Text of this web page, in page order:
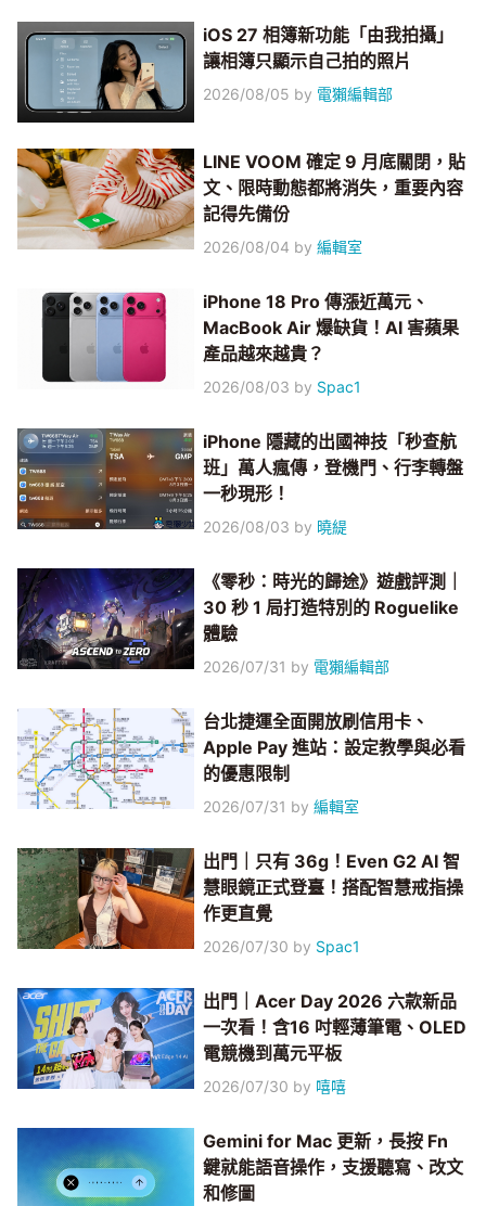
iOS 27 相簿新功能「由我拍攝」
讓相簿只顯示自己拍的照片
2026/08/05 by 電獺編輯部
LINE VOOM 確定 9 月底關閉，貼
文、限時動態都將消失，重要內容
記得先備份
2026/08/04 by編輯室
iPhone 18 Pro 傳漲近萬元、
MacBook Air 爆缺貨！AI 害蘋果
產品越來越貴？
2026/08/03 by Spac1
iPhone 隱藏的出國神技「秒查航
班」萬人瘋傳，登機門、行李轉盤
一秒現形！
2026/08/03 by 曉緹
《零秒：時光的歸途》遊戲評測｜
30 秒 1 局打造特別的 Roguelike
體驗
2026/07/31 by 電獺編輯部
台北捷運全面開放刷信用卡、
Apple Pay 進站：設定教學與必看
的優惠限制
2026/07/31 by編輯室
出門｜只有 36g！Even G2 AI 智
慧眼鏡正式登臺！搭配智慧戒指操
作更直覺
2026/07/30 by Spac1
出門｜Acer Day 2026 六款新品
一次看！含16 吋輕薄筆電、OLED
電競機到萬元平板
2026/07/30 by 嘻嘻
Gemini for Mac 更新，長按 Fn
鍵就能語音操作，支援聽寫、改文
和修圖